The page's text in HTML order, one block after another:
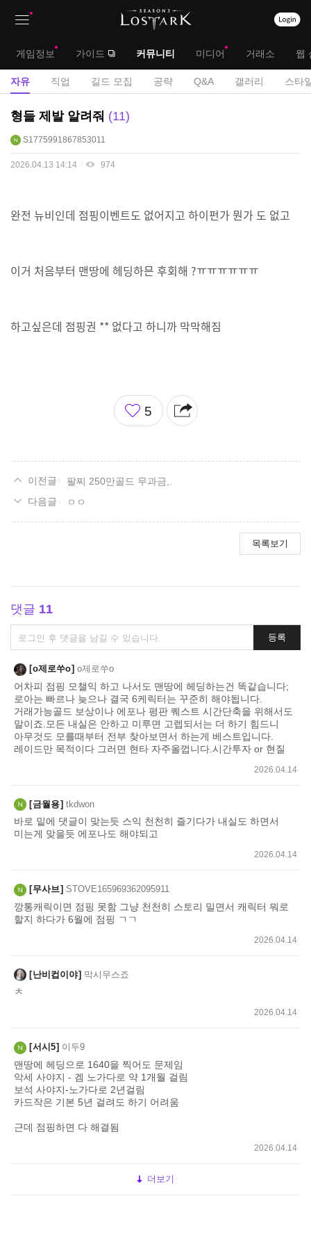
대
메
게임정보 가이드 커뮤니티 미디어 거래소 웹
서
자유 직업 길드 모집 공략 Q&A 갤러리 스타
자
게
형들 제발 알려줘 11
S1775991867853011
2026.04.13 14:14 974
완전 뉴비인데 점핑이벤트도 없어지고 하이펀가 뭔가 도 없고
이거 처음부터 맨땅에 헤딩하믄 후회해 ?ㅠㅠㅠㅠㅠㅠ
하고싶은데 점핑권 ** 없다고 하니까 막막해짐
좋
아
5
팔찌 250만골드 무과금,.
ㅇㅇ
목록보기
댓글 11
댓
글
쓰
기
등록
o제로쑤o o제로쑤o
어차피 점핑 모챌익 하고 나서도 맨땅에 헤딩하는건 똑같습니다;
로아는 빠르나 늦으나 결국 6케릭터는 꾸준히 해야됩니다.
거래가능골드 보상이나 에포나 평판 퀘스트 시간단축을 위해서도
말이죠.모든 내실은 안하고 미루면 고렙되서는 더 하기 힘드니
아무것도 모를때부터 전부 찾아보면서 하는게 베스트입니다.
레이드만 목적이다 그러면 현타 자주올껍니다.시간투자 or 현질
2026.04.14
금월용 tkdwon
바로 밑에 댓글이 맞는듯 스익 천천히 즐기다가 내실도 하면서
미는게 맞을듯 에포나도 해야되고
2026.04.14
무사브 STOVE165969362095911
깡통캐릭이면 점핑 못함 그냥 천천히 스토리 밀면서 캐릭터 뭐로
할지 하다가 6월에 점핑 ㄱㄱ
2026.04.14
난비컵이야 막시무스죠
ㅊ
2026.04.14
서시5 이두9
맨땅에 헤딩으로 1640을 찍어도 문제임
악세 사야지 - 겜 노가다로 약 1개월 걸림
보석 사야지-노가다로 2년걸림
카드작은 기본 5년 걸려도 하기 어려움
근데 점핑하면 다 해결됨
2026.04.14
더보기